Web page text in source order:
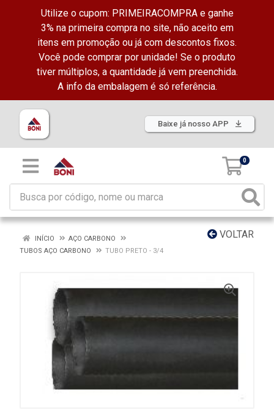
Utilize o cupom: PRIMEIRACOMPRA e ganhe
3% na primeira compra no site, não aceito em
itens em promoção ou já com descontos fixos.
Você pode comprar por unidade! Se o produto
tiver múltiplos, a quantidade já vem preenchida.
A info da embalagem é só referência.
Baixe já nosso APP
0
VOLTAR
INÍCIO
AÇO CARBONO
TUBOS AÇO CARBONO
TUBO PRETO - 3/4